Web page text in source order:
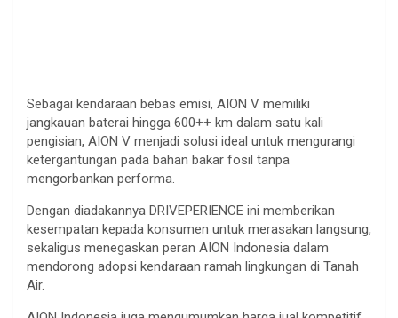
Sebagai kendaraan bebas emisi, AION V memiliki
jangkauan baterai hingga 600++ km dalam satu kali
pengisian, AION V menjadi solusi ideal untuk mengurangi
ketergantungan pada bahan bakar fosil tanpa
mengorbankan performa.
Dengan diadakannya DRIVEPERIENCE ini memberikan
kesempatan kepada konsumen untuk merasakan langsung,
sekaligus menegaskan peran AION Indonesia dalam
mendorong adopsi kendaraan ramah lingkungan di Tanah
Air.